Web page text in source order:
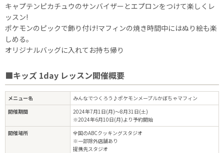
キャプテンピカチュウのサンバイザーとエプロンをつけて楽しくレ
ッスン!
ポケモンのピックで飾り付け!マフィンの焼き時間中にはぬり絵も楽
しめる。
オリジナルバッグに入れてお持ち帰り
■キッズ 1day レッスン開催概要
メニュー名
みんなでつくろう♪ポケモンメープルかぼちゃマフィン
開催期間
2024年7月1日(月)～8月31日(土)
※2024年6月10日(月)より予約開始
開催場所
全国のABCクッキングスタジオ
※一部除外店舗あり
提携先スタジオ